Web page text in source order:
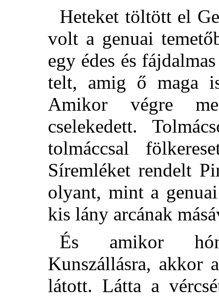
Heteket töltött el
volt a genuai
egy édes és
telt, amig ő maga
Amikor végre
cselekedett.
tolmáccsal
Síremléket rendelt
olyant, mint a
kis lány arcának
És amikor
Kunszállásra, akkor
látott. Látta a